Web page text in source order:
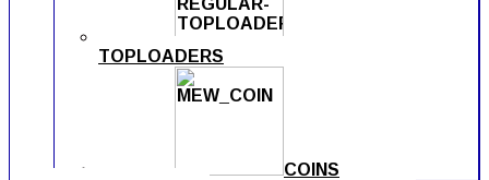
TOPLOADERS
COINS